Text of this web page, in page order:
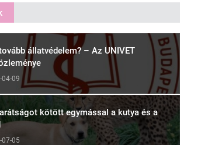
állatvédelem? – Az UNIVET
09
kötött egymással a kutya és a
07-05